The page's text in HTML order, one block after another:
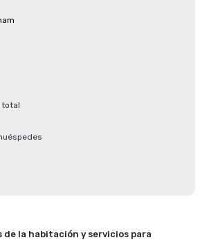
total
la habitación y servicios para